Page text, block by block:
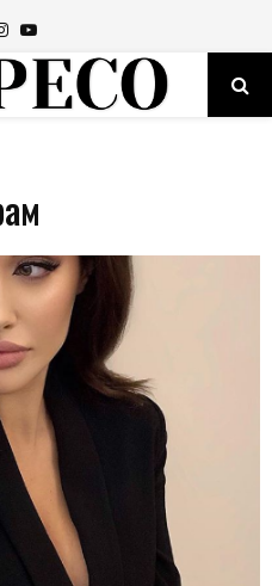
Instagram
Youtube